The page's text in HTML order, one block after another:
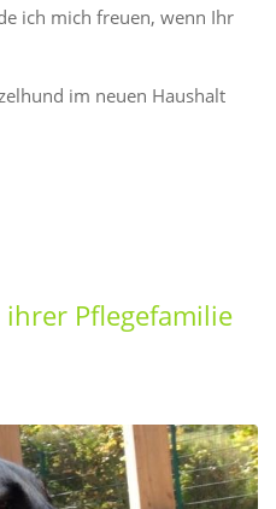
ich mich freuen, wenn Ihr
im neuen Haushalt
Pflegefamilie